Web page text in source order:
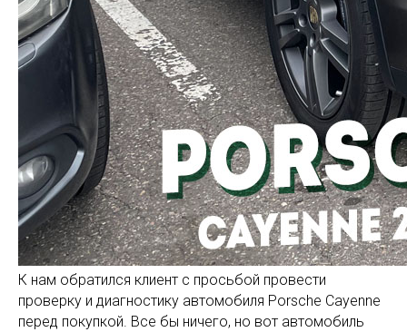
К нам обратился клиент с просьбой провести
проверку и диагностику автомобиля Porsche Cayenne
перед покупкой. Все бы ничего, но вот автомобиль